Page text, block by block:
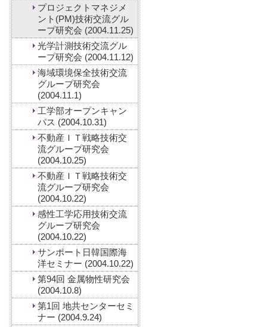
プロジェクトマネジメ
ント(PM)技術交流グル
ープ研究会 (2004.11.25)
光学計測技術交流グル
ープ研究会 (2004.11.12)
海域環境保全技術交流
グループ研究会
(2004.11.1)
工学部オープンキャン
パス (2004.10.31)
不動産ＩＴ戦略技術交
流グループ研究会
(2004.10.25)
不動産ＩＴ戦略技術交
流グループ研究会
(2004.10.22)
感性工学応用技術交流
グループ研究会
(2004.10.22)
サンポート日韓国際海
洋セミナー (2004.10.22)
第94回 金属物性研究会
(2004.10.8)
第1回 地共センターセミ
ナー (2004.9.24)